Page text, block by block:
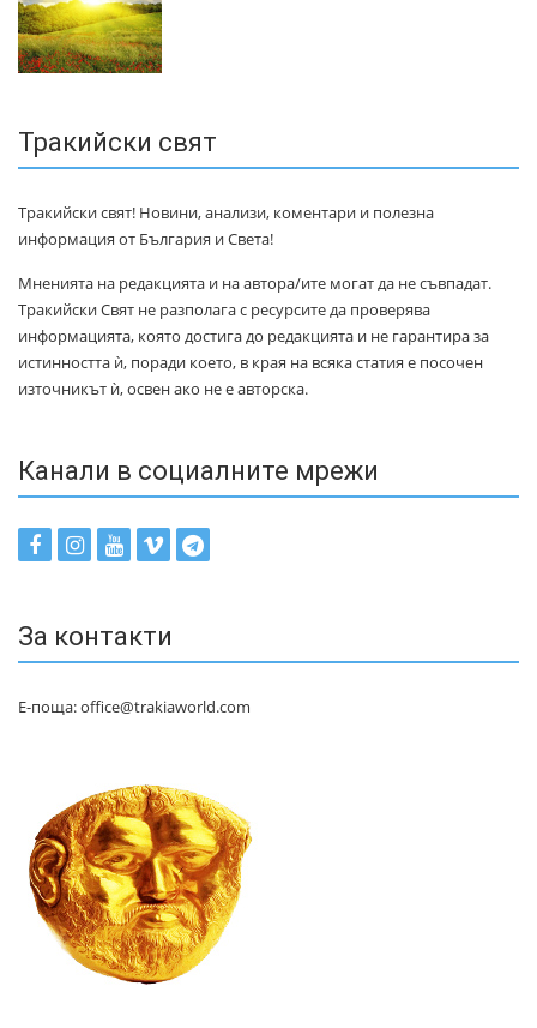
Тракийски свят
Тракийски свят! Новини, анализи, коментари и полезна
информация от България и Света!
Мненията на редакцията и на автора/ите могат да не съвпадат.
Тракийски Свят не разполага с ресурсите да проверява
информацията, която достига до редакцията и не гарантира за
истинността ѝ, поради което, в края на всяка статия е посочен
източникът ѝ, освен ако не е авторска.
Канали в социалните мрежи
За контакти
Е-поща: office@trakiaworld.com